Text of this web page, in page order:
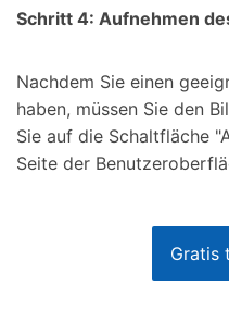
Schritt 4: Aufnehmen
Nachdem Sie einen
haben, müssen Sie den
Sie auf die Schaltfläche
Seite der
Gratis